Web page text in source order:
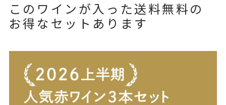
このワインが入った送料無料の
お得なセットあります